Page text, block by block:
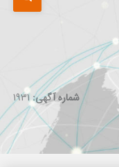
شماره آگهی:1931